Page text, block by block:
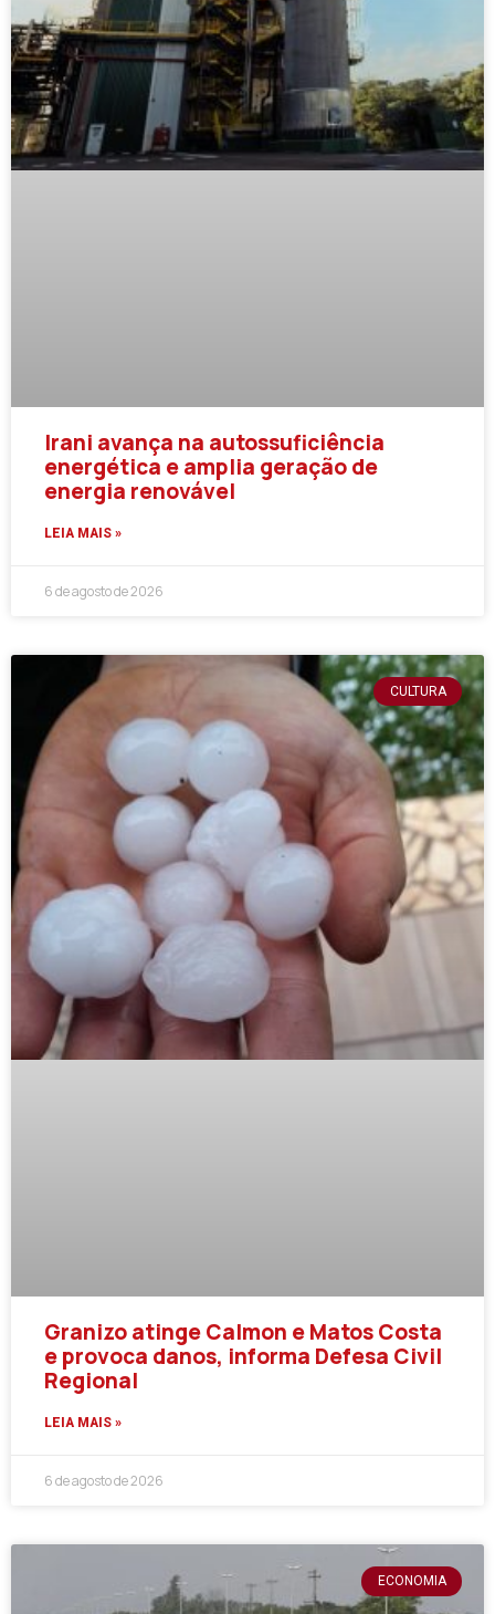
Irani avança na autossuficiência
energética e amplia geração de
energia renovável
LEIA MAIS »
6 de agosto de 2026
CULTURA
Granizo atinge Calmon e Matos Costa
e provoca danos, informa Defesa Civil
Regional
LEIA MAIS »
6 de agosto de 2026
ECONOMIA